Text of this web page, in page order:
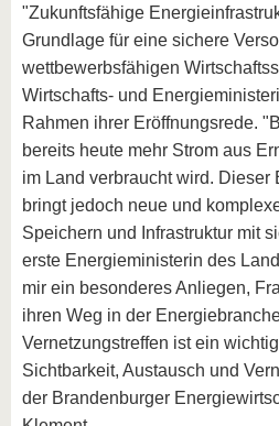
"Zukunftsfähige
Grundlage für eine sichere
wettbewerbsfähigen
Wirtschafts- und
Rahmen ihrer Eröffnungsrede.
bereits heute mehr Strom aus
im Land verbraucht wird. Dieser
bringt jedoch neue und
Speichern und Infrastruktur mit
erste Energieministerin des
mir ein besonderes Anliegen,
ihren Weg in der
Vernetzungstreffen ist ein
Sichtbarkeit, Austausch und
der Brandenburger